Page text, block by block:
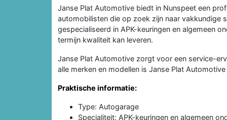
Janse Plat Automotive biedt in Nunspeet een
automobilisten die op zoek zijn naar vakkundige
gespecialiseerd in APK-keuringen en algemeen
termijn kwaliteit kan leveren.
Janse Plat Automotive zorgt voor een service-
alle merken en modellen is Janse Plat
Praktische informatie:
Type: Autogarage
Specialiteit: APK-keuringen en algemeen